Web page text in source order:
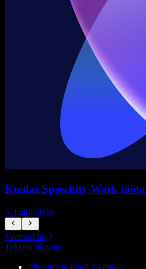
Kuidas Speechify Work
5. juuni 2026
Vaata kõiki
Tekstist kõneks
iPhone’i ja iPadi rakendus